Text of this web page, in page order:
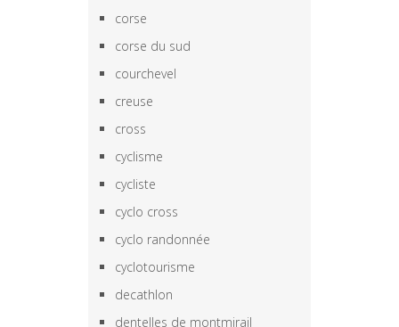
corse
corse du sud
courchevel
creuse
cross
cyclisme
cycliste
cyclo cross
cyclo randonnée
cyclotourisme
decathlon
dentelles de montmirail